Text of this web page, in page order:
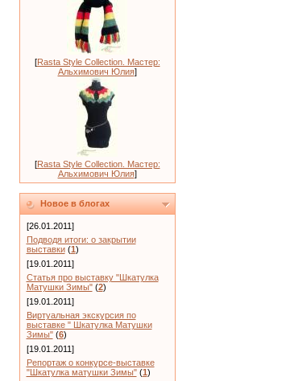
[Rasta Style Collection. Мастер:
Альхимович Юлия]
[Rasta Style Collection. Мастер:
Альхимович Юлия]
Новое в блогах
[26.01.2011]
Подводя итоги: о закрытии
выставки (1)
[19.01.2011]
Статья про выставку "Шкатулка
Матушки Зимы" (2)
[19.01.2011]
Виртуальная экскурсия по
выставке " Шкатулка Матушки
Зимы" (6)
[19.01.2011]
Репортаж о конкурсе-выставке
"Шкатулка матушки Зимы" (1)